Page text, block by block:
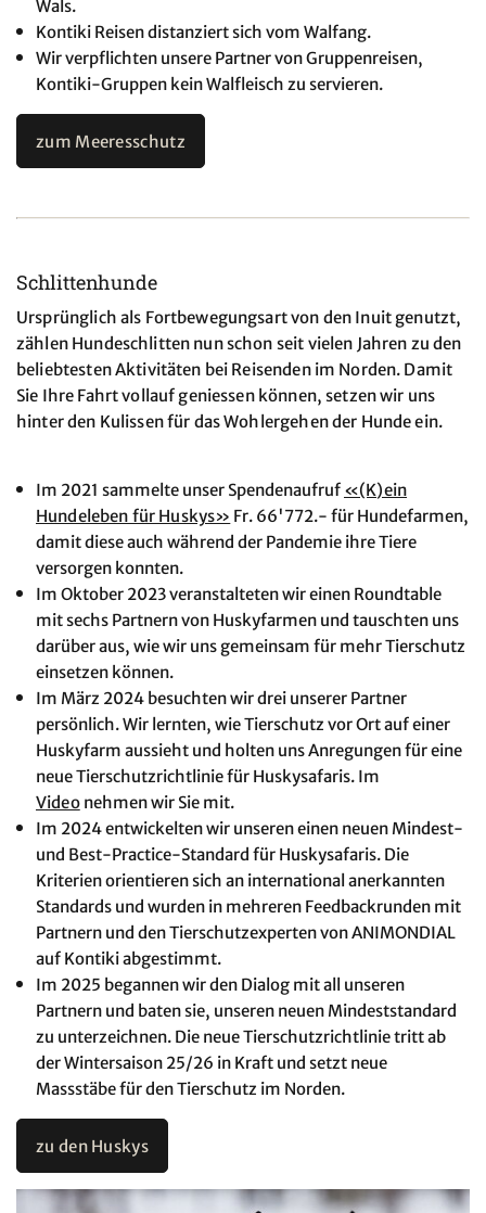
Wals.
Kontiki Reisen distanziert sich vom Walfang.
Wir verpflichten unsere Partner von Gruppenreisen,
Kontiki-Gruppen kein Walfleisch zu servieren.
zum Meeresschutz
Schlittenhunde
Ursprünglich als Fortbewegungsart von den Inuit genutzt,
zählen Hundeschlitten nun schon seit vielen Jahren zu den
beliebtesten Aktivitäten bei Reisenden im Norden. Damit
Sie Ihre Fahrt vollauf geniessen können, setzen wir uns
hinter den Kulissen für das Wohlergehen der Hunde ein.
Im 2021 sammelte unser Spendenaufruf «(K)ein
Hundeleben für Huskys» Fr. 66'772.- für Hundefarmen,
damit diese auch während der Pandemie ihre Tiere
versorgen konnten.
Im Oktober 2023 veranstalteten wir einen Roundtable
mit sechs Partnern von Huskyfarmen und tauschten uns
darüber aus, wie wir uns gemeinsam für mehr Tierschutz
einsetzen können.
Im März 2024 besuchten wir drei unserer Partner
persönlich. Wir lernten, wie Tierschutz vor Ort auf einer
Huskyfarm aussieht und holten uns Anregungen für eine
neue Tierschutzrichtlinie für Huskysafaris. Im
Videonehmen wir Sie mit.
Im 2024 entwickelten wir unseren einen neuen Mindest-
und Best-Practice-Standard für Huskysafaris. Die
Kriterien orientieren sich an international anerkannten
Standards und wurden in mehreren Feedbackrunden mit
Partnern und den Tierschutzexperten von ANIMONDIAL
auf Kontiki abgestimmt.
Im 2025 begannen wir den Dialog mit all unseren
Partnern und baten sie, unseren neuen Mindeststandard
zu unterzeichnen. Die neue Tierschutzrichtlinie tritt ab
der Wintersaison 25/26 in Kraft und setzt neue
Massstäbe für den Tierschutz im Norden.
zu den Huskys